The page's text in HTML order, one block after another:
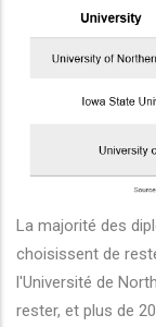
les actions
La majorité des
choisissent de
l'Université de
rester, et plus de